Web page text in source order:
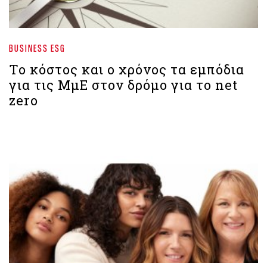
BUSINESS ESG
Το κόστος και ο χρόνος τα εμπόδια
για τις ΜμΕ στον δρόμο για το net
zero